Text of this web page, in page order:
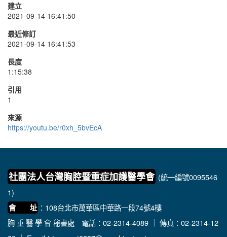
建立
2021-09-14 16:41:50
最近修訂
2021-09-14 16:41:53
長度
1:15:38
引用
1
來源
https://youtu.be/r0xh_5bvEcA
社團法人台灣胸腔暨重症加護醫學會 (統一編號0095546
1)
會 址 ：108台北市萬華區中華路一段74號4樓
胸 重 醫 學 會 秘書處 電話：02-2314-4089 ｜ 傳真：02-2314-12